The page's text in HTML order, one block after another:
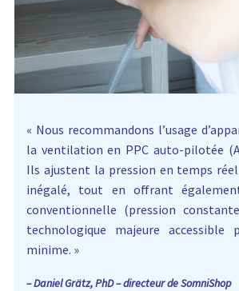
« Nous recommandons l’usage
la ventilation en PPC auto-pilotée
Ils ajustent la pression en temps
inégalé, tout en offrant
conventionnelle (pression
technologique majeure accessible
minime. »
– Daniel Grätz, PhD – directeur de SomniShop